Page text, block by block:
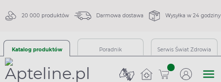
20 000 produktów Darmowa dostawa Wysyłka w 24 godziny
Katalog produktów Poradnik Serwis Świat Zdrowia
sztuk